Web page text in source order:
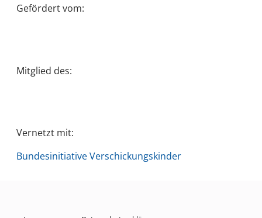
Gefördert vom:
Mitglied des:
Vernetzt mit:
Bundesinitiative Verschickungskinder